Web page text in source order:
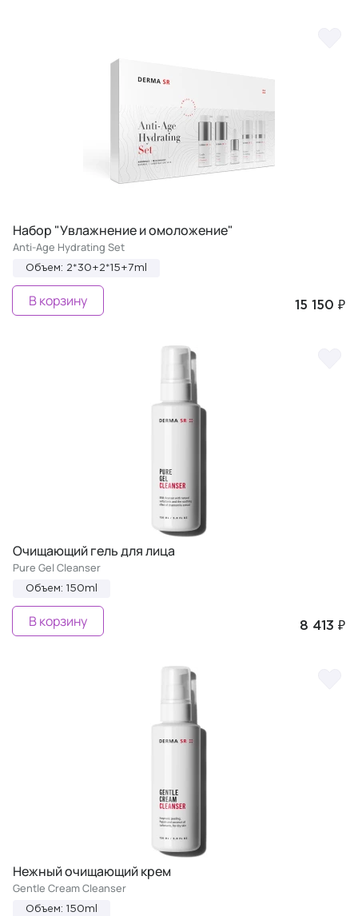
Набор "Увлажнение и омоложение"
Anti-Age Hydrating Set
Объем: 2*30+2*15+7ml
15 150 ₽
В корзину
Очищающий гель для лица
Pure Gel Cleanser
Объем: 150ml
8 413 ₽
В корзину
Нежный очищающий крем
Gentle Cream Cleanser
Объем: 150ml